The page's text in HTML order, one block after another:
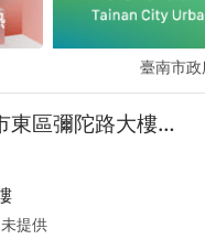
臺南市
區彌陀路大樓30.4
未提供